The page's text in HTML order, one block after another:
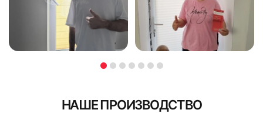
НАШЕ ПРОИЗВОДСТВО